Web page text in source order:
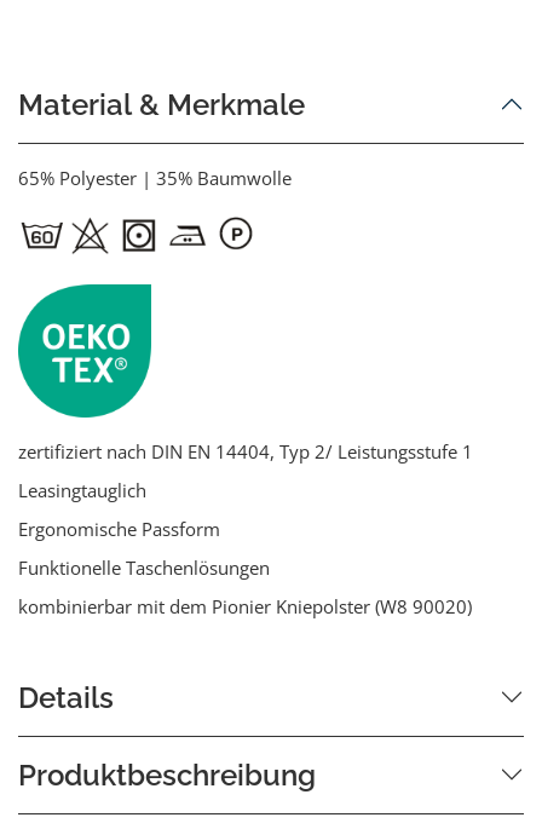
Material & Merkmale
65% Polyester | 35% Baumwolle
zertifiziert nach DIN EN 14404, Typ 2/ Leistungsstufe 1
Leasingtauglich
Ergonomische Passform
Funktionelle Taschenlösungen
kombinierbar mit dem Pionier Kniepolster (W8 90020)
Details
Produktbeschreibung